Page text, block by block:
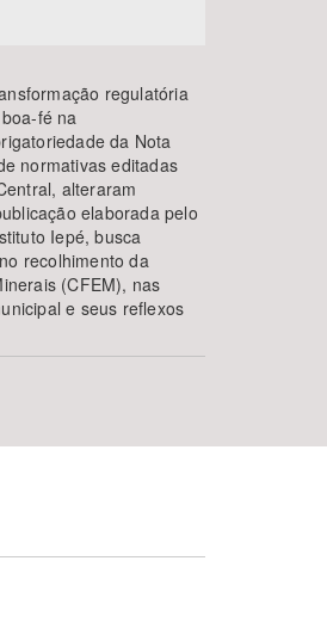
regulatória
fé na
da Nota
normativas editadas
alteraram
elaborada pelo
Iepé, busca
recolhimento da
(CFEM), nas
e seus reflexos